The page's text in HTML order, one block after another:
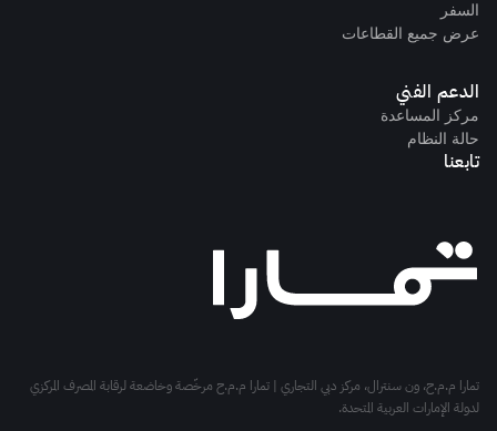
السفر
عرض جميع القطاعات
الدعم الفني
مركز المساعدة
حالة النظام
تابعنا
تمارا م.م.ح، ون سنترال، مركز دبي التجاري | تمارا م.م.ح مرخّصة وخاضعة لرقابة المصرف المركزي
لدولة الإمارات العربية المتحدة.